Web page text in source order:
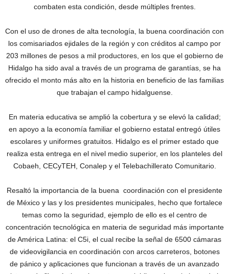
combaten esta condición, desde múltiples frentes.
Con el uso de drones de alta tecnología, la buena coordinación con
los comisariados ejidales de la región y con créditos al campo por
203 millones de pesos a mil productores, en los que el gobierno de
Hidalgo ha sido aval a través de un programa de garantías, se ha
ofrecido el monto más alto en la historia en beneficio de las familias
que trabajan el campo hidalguense.
En materia educativa se amplió la cobertura y se elevó la calidad;
en apoyo a la economía familiar el gobierno estatal entregó útiles
escolares y uniformes gratuitos. Hidalgo es el primer estado que
realiza esta entrega en el nivel medio superior, en los planteles del
Cobaeh, CECyTEH, Conalep y el Telebachillerato Comunitario.
Resaltó la importancia de la buena coordinación con el presidente
de México y las y los presidentes municipales, hecho que fortalece
temas como la seguridad, ejemplo de ello es el centro de
concentración tecnológica en materia de seguridad más importante
de América Latina: el C5i, el cual recibe la señal de 6500 cámaras
de videovigilancia en coordinación con arcos carreteros, botones
de pánico y aplicaciones que funcionan a través de un avanzado